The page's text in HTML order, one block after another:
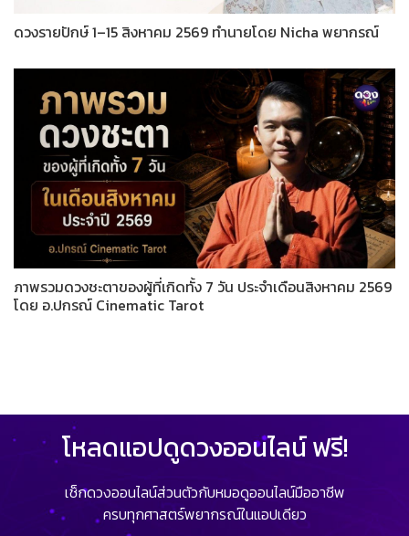
ดวงรายปักษ์ 1–15 สิงหาคม 2569 ทำนายโดย Nicha พยากรณ์
ภาพรวมดวงชะตาของผู้ที่เกิดทั้ง 7 วัน ประจำเดือนสิงหาคม 2569
โดย อ.ปกรณ์ Cinematic Tarot
โหลดแอปดูดวงออนไลน์ ฟรี!
เช็กดวงออนไลน์ส่วนตัวกับหมอดูออนไลน์มืออาชีพ
ครบทุกศาสตร์พยากรณ์ในแอปเดียว